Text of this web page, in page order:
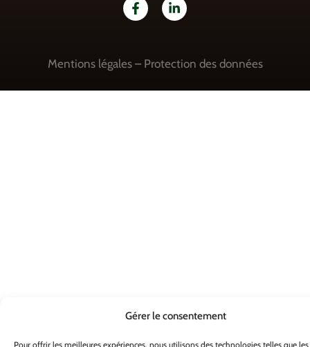
Gérer le consentement
Pour offrir les meilleures expériences, nous utilisons des technologies telles que les
Mentions légales– Protection des données